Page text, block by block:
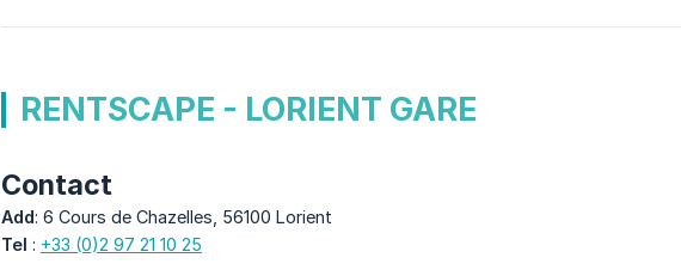
RENTSCAPE - LORIENT GARE
Contact
Add: 6 Cours de Chazelles, 56100 Lorient
Tel : +33 (0)2 97 21 10 25